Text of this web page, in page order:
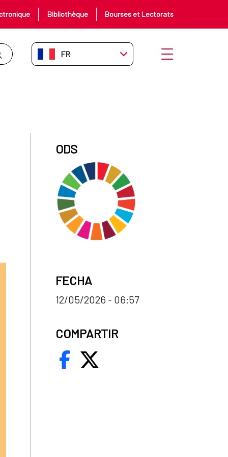
Bibliothèque Bourses et Lectorats
FR-FR Ouvrir le menu
ODS
FECHA
12/05/2026 - 06:57
COMPARTIR